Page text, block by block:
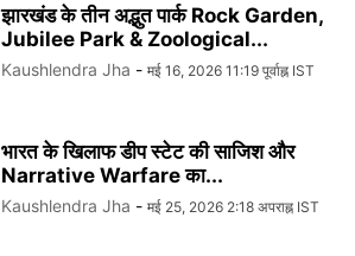
झारखंड के तीन अद्भुत पार्क Rock Garden,
Jubilee Park & Zoological...
Kaushlendra Jha - मई 16, 2026 11:19 पूर्वाह्न IST
भारत के खिलाफ डीप स्टेट की साजिश और
Narrative Warfare का...
Kaushlendra Jha - मई 25, 2026 2:18 अपराह्न IST